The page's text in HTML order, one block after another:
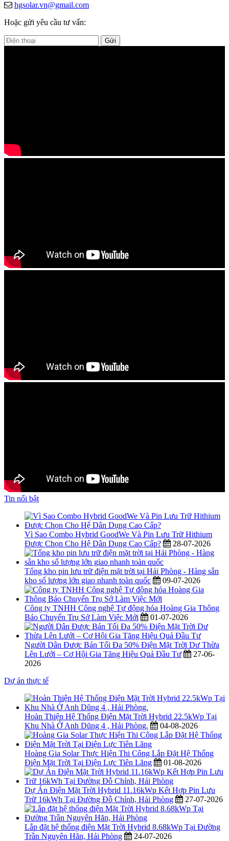
hgsolar.vn@gmail.com
Hoặc gửi yêu cầu tư vấn:
Gửi
Tin nổi bật
Vì Sao Combo Hybrid GoodWe Và Pin Lưu Trữ Hithium
Được Chọn Cho Hệ Dân Dụng Cao Cấp?
28-07-2026
Tổng kho pin lưu trữ điện mặt trời tại Hải Phòng - Hàng sẵn
kho số lượng lớn giao nhanh toàn quốc
09-07-2026
Công ty TNHH Công nghệ Tự động hóa Hoàng Gia Thông
Báo Chuyển Trụ Sở Làm Việc Mới
01-07-2026
Người Dân Được Bán Tối Đa 50% Điện Mặt Trời Dư Thừa
Lên Lưới – Cơ Hội Gia Tăng Hiệu Quả Đầu Tư
27-06-
2026
Dự án thực tế
Hoàn Thiện Hệ Thống Điện Mặt Trời Hybrid 22.5kWp Tại
Khu Nhà Ở Anh Dũng 4 , Hải Phòng.
04-08-2026
Hoàng Gia Solar Thực Hiện Thi Công Lắp Đặt Hệ Thống
Điện Mặt Trời Tại Điện Lực Tiên Lãng
01-08-2026
Dự Án Điện Mặt Trời Hybrid 11.16kWp Kết Hợp Pin Lưu
Trữ 16kWh Tại Đường Đỗ Chính, Hải Phòng
27-07-2026
Lắp đặt hệ thống điện Mặt Trời Hybrid 8.68kWp Tại Đường
Trần Nguyên Hãn, Hải Phòng
24-07-2026